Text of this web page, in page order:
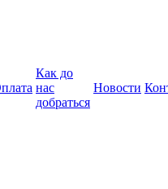
Как до
нас
добраться
Новости